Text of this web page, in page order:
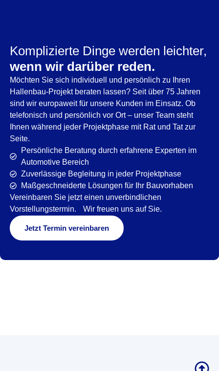
Komplizierte Dinge werden leichter,
wenn wir darüber reden.
Möchten Sie sich individuell und persönlich zu Ihren
Hallenbau-Projekt beraten lassen? Seit über 75 Jahren
sind wir europaweit für unsere Kunden im Einsatz. Ob
telefonisch und persönlich vor Ort – unser Team steht
Ihnen während jeder Projektphase mit Rat und Tat zur
Seite.
Persönliche Beratung durch erfahrene Experten im
Automotive Bereich
Zuverlässige Begleitung in jeder Projektphase
Maßgeschneiderte Lösungen für Ihr Bauvorhaben
Vereinbaren Sie jetzt einen unverbindlichen
Vorstellungstermin. Wir freuen uns auf Sie.
Jetzt Termin vereinbaren